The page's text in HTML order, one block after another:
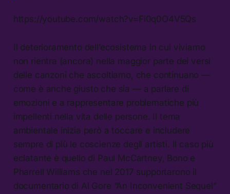
https://youtube.com/watch?v=Fi0q0O4V5Qs
Il deterioramento dell’ecosistema in cui viviamo
non rientra (ancora) nella maggior parte dei versi
delle canzoni che ascoltiamo, che continuano —
come è anche giusto che sia — a parlare di
emozioni e a rappresentare problematiche più
impellenti nella vita delle persone. Il tema
ambientale inizia però a toccare e includere
sempre di più le coscienze degli artisti. Il caso più
eclatante è quello di Paul McCartney, Bono e
Pharrell Williams che nel 2017 supportarono il
documentario di Al Gore “An Inconvenient Sequel”